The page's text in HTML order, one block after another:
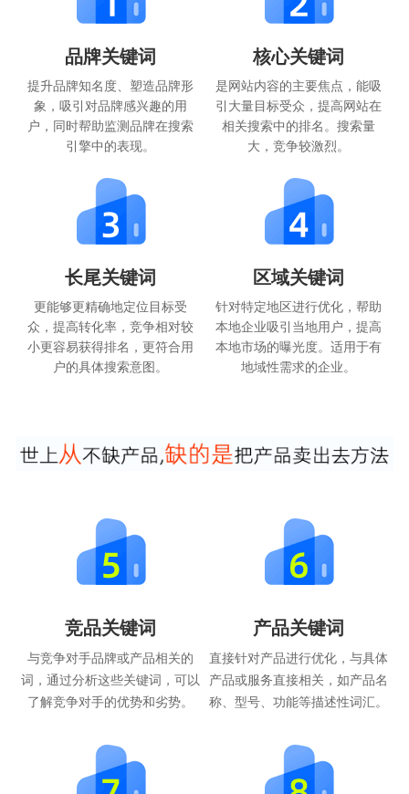
品牌关键词
提升品牌知名度、塑造品牌形
象，吸引对品牌感兴趣的用
户，同时帮助监测品牌在搜索
引擎中的表现。
核心关键词
是网站内容的主要焦点，能吸
引大量目标受众，提高网站在
相关搜索中的排名。搜索量
大，竞争较激烈。
长尾关键词
更能够更精确地定位目标受
众，提高转化率，竞争相对较
小更容易获得排名，更符合用
户的具体搜索意图。
区域关键词
针对特定地区进行优化，帮助
本地企业吸引当地用户，提高
本地市场的曝光度。适用于有
地域性需求的企业。
竞品关键词
与竞争对手品牌或产品相关的
词，通过分析这些关键词，可以
了解竞争对手的优势和劣势。
产品关键词
直接针对产品进行优化，与具体
产品或服务直接相关，如产品名
称、型号、功能等描述性词汇。